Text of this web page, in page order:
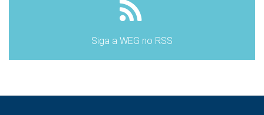
Siga a WEG no RSS